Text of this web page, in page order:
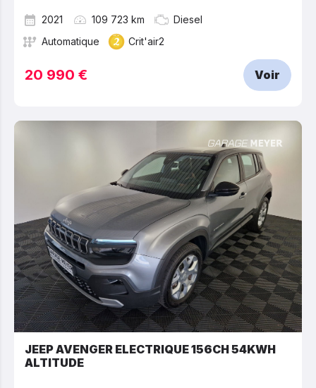
2021 109 723 km
Diesel
Automatique
Crit'air2
20 990 € Voir
JEEP AVENGER ELECTRIQUE 156CH 54KWH
ALTITUDE